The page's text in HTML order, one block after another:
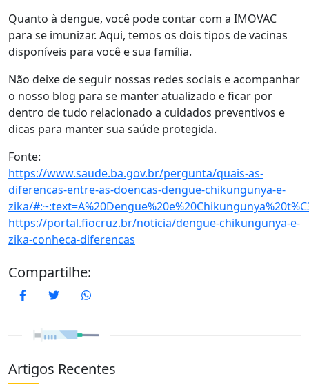
Quanto à dengue, você pode contar com a IMOVAC
para se imunizar. Aqui, temos os dois tipos de vacinas
disponíveis para você e sua família.
Não deixe de seguir nossas redes sociais e acompanhar
o nosso blog para se manter atualizado e ficar por
dentro de tudo relacionado a cuidados preventivos e
dicas para manter sua saúde protegida.
Fonte:
https://www.saude.ba.gov.br/pergunta/quais-as-
diferencas-entre-as-doencas-dengue-chikungunya-e-
zika/
https://portal.fiocruz.br/noticia/dengue-chikungunya-e-
zika-conheca-diferencas
Compartilhe:
FacebookTwitterWhatsApp
Artigos Recentes